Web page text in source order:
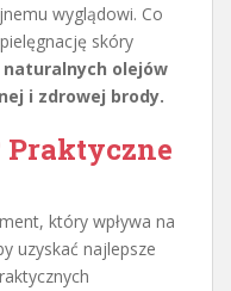
wyglądowi. Co
skóry
olejów
i zdrowej brody.
Praktyczne
który wpływa na
uzyskać najlepsze